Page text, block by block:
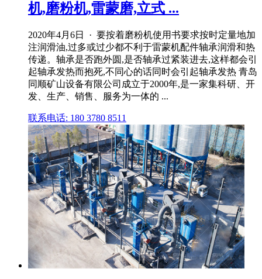
机,磨粉机,雷蒙磨,立式 ...
2020年4月6日 · 要按着磨粉机使用书要求按时定量地加
注润滑油,过多或过少都不利于雷蒙机配件轴承润滑和热
传递。轴承是否跑外圆,是否轴承过紧装进去,这样都会引
起轴承发热而抱死,不同心的话同时会引起轴承发热 青岛
同顺矿山设备有限公司成立于2000年,是一家集科研、开
发、生产、销售、服务为一体的 ...
联系电话: 180 3780 8511